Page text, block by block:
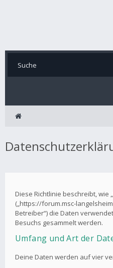
Diese Richtlinie beschreibt, wie
(„https://forum.msc-
Betreiber“) die Daten
Besuchs gesammelt werden.
Umfang und Art der
Deine Daten werden auf vier